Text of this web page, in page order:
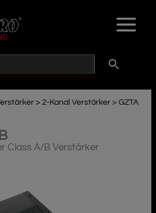
>2-Kanal Verstärker >GZTA
Class A/B Verstärker